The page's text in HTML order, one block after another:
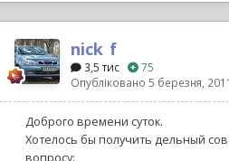
nick_f
3,5 тис
75
Опубліковано 5 березня, 2011
Доброго времени суток.
Хотелось бы получить дельный